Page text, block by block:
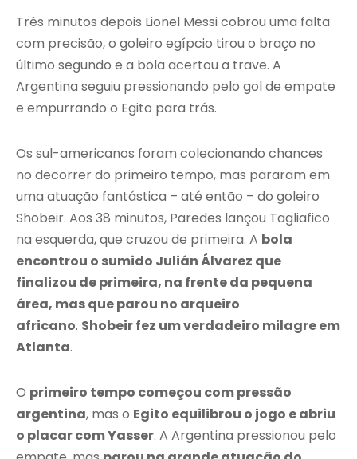
Três minutos depois Lionel Messi cobrou uma falta
com precisão, o goleiro egípcio tirou o braço no
último segundo e a bola acertou a trave. A
Argentina seguiu pressionando pelo gol de empate
e empurrando o Egito para trás.
Os sul-americanos foram colecionando chances
no decorrer do primeiro tempo, mas pararam em
uma atuação fantástica – até então – do goleiro
Shobeir. Aos 38 minutos, Paredes lançou Tagliafico
na esquerda, que cruzou de primeira. A bola
encontrou o sumido Julián Álvarez que
finalizou de primeira, na frente da pequena
área, mas que parou no arqueiro
africano. Shobeir fez um verdadeiro milagre em
Atlanta.
O primeiro tempo começou com pressão
argentina, mas o Egito equilibrou o jogo e abriu
o placar com Yasser. A Argentina pressionou pelo